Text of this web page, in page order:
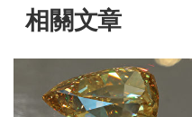
相關文章